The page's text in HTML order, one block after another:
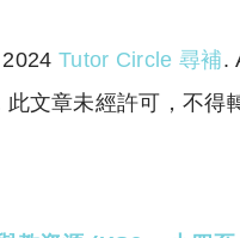
Tutor Circle 尋補.
文章未經許可，不得